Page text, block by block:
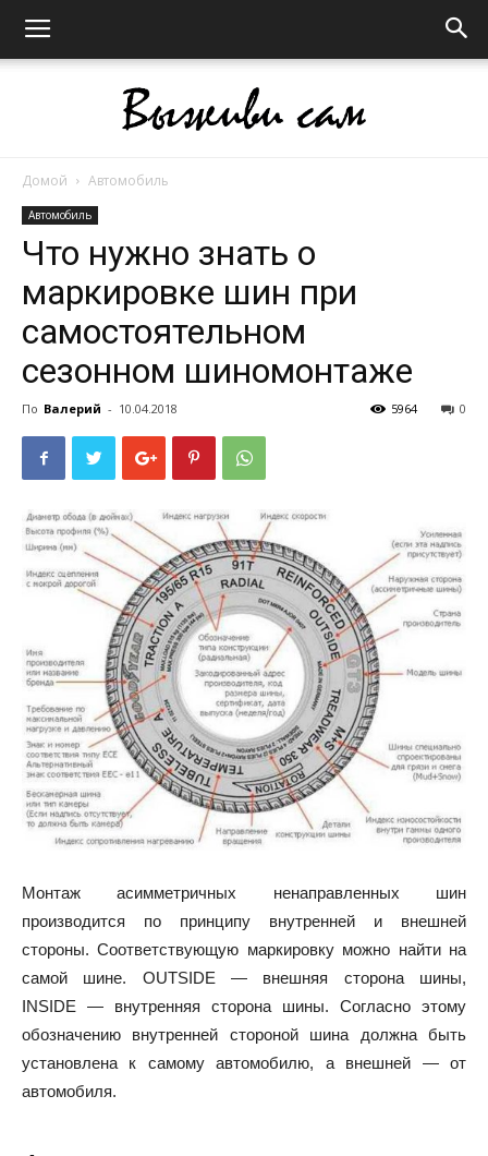
сам
Домой Автомобиль
Автомобиль
Что нужно знать о
маркировке шин при
самостоятельном
сезонном шиномонтаже
По Валерий - 10.04.2018 0
5964
Монтаж асимметричных ненаправленных шин
производится по принципу внутренней и внешней
стороны. Соответствующую маркировку можно найти на
самой шине. OUTSIDE — внешняя сторона шины,
INSIDE — внутренняя сторона шины. Согласно этому
обозначению внутренней стороной шина должна быть
установлена к самому автомобилю, а внешней — от
автомобиля.